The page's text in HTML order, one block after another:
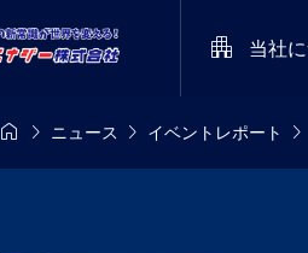
 当社
定期開催
  ニュース  イベントレポート 